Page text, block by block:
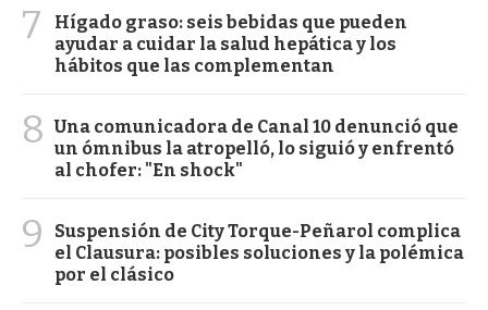
7
Hígado graso: seis bebidas que pueden
ayudar a cuidar la salud hepática y los
hábitos que las complementan
8 Una comunicadora de Canal 10 denunció que
un ómnibus la atropelló, lo siguió y enfrentó
al chofer: "En shock"
9
Suspensión de City Torque-Peñarol complica
el Clausura: posibles soluciones y la polémica
por el clásico